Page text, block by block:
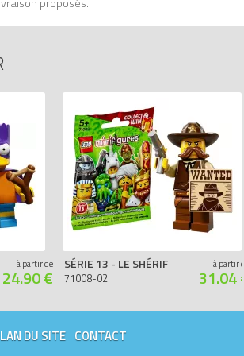
à partir de
24.90 €
SÉRIE 13 - LE SHÉRIF
71008-02
à partir de
31.04 €
DU SITE CONTACT